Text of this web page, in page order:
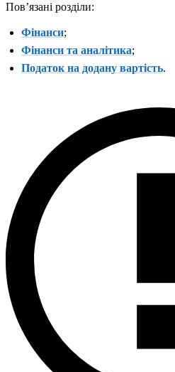
Повʼязані розділи:
Фінанси;
Фінанси та аналітика;
Податок на додану вартість.